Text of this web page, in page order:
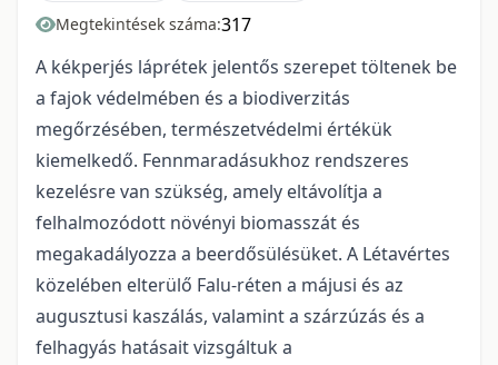
Megtekintések száma:317
A kékperjés láprétek jelentős szerepet töltenek be
a fajok védelmében és a biodiverzitás
megőrzésében, természetvédelmi értékük
kiemelkedő. Fennmaradásukhoz rendszeres
kezelésre van szükség, amely eltávolítja a
felhalmozódott növényi biomasszát és
megakadályozza a beerdősülésüket. A Létavértes
közelében elterülő Falu-réten a májusi és az
augusztusi kaszálás, valamint a szárzúzás és a
felhagyás hatásait vizsgáltuk a